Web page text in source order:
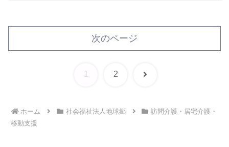
次のページ
1 2 次
ホーム 社会福祉法人地球郷
訪問介護・居宅介護・
移動支援